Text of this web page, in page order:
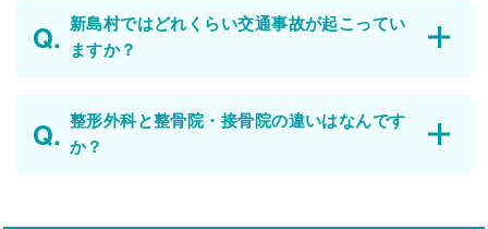
新島村ではどれくらい交通事故が起こってい
ますか？
整形外科と整骨院・接骨院の違いはなんです
か？